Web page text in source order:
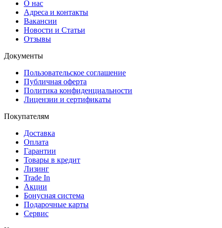
О нас
Адреса и контакты
Вакансии
Новости и Статьи
Отзывы
Документы
Пользовательское соглашение
Публичная оферта
Политика конфиденциальности
Лицензии и сертификаты
Покупателям
Доставка
Оплата
Гарантии
Товары в кредит
Лизинг
Trade In
Акции
Бонусная система
Подарочные карты
Сервис